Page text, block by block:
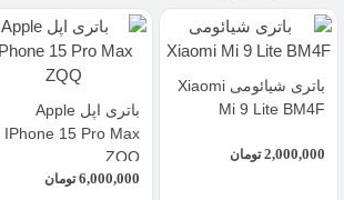
باتری شیائومی Xiaomi
Mi 9 Lite BM4F
2,000,000 تومان
باتری اپل Apple
IPhone 15 Pro Max
ZQQ
6,000,000 تومان